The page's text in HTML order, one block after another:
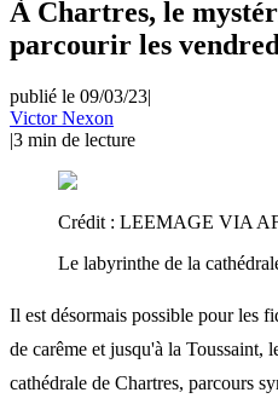
À Chartres, le
parcourir les
publié le 09/03/23|
Victor Nexon
|3 min de lecture
Crédit : LEEMAGE VIA
Le labyrinthe de la
Il est désormais possible pour les
de carême et jusqu'à la Toussaint,
cathédrale de Chartres, parcours